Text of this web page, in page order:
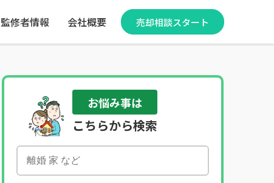
監修者情報 会社概要 売却相談スタート
お悩み事は
こちらから検索